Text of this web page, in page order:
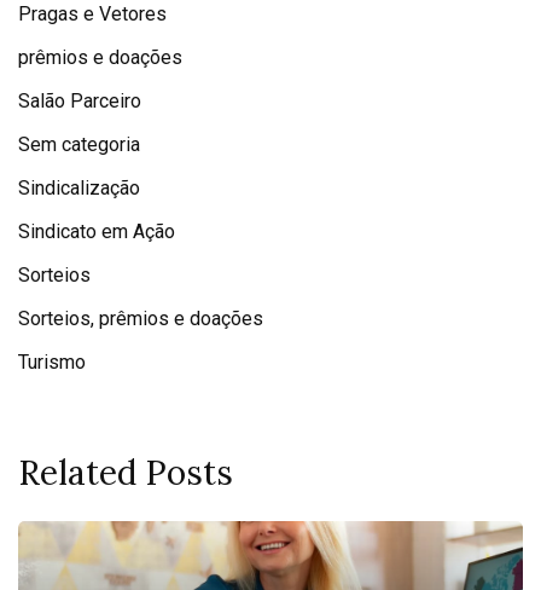
Pragas e Vetores
prêmios e doações
Salão Parceiro
Sem categoria
Sindicalização
Sindicato em Ação
Sorteios
Sorteios, prêmios e doações
Turismo
Related Posts